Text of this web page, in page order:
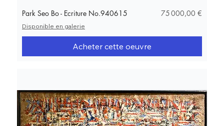
Park Seo Bo - Ecriture No.940615 Prix
75 000,00 €
Disponible en galerie
Acheter cette oeuvre